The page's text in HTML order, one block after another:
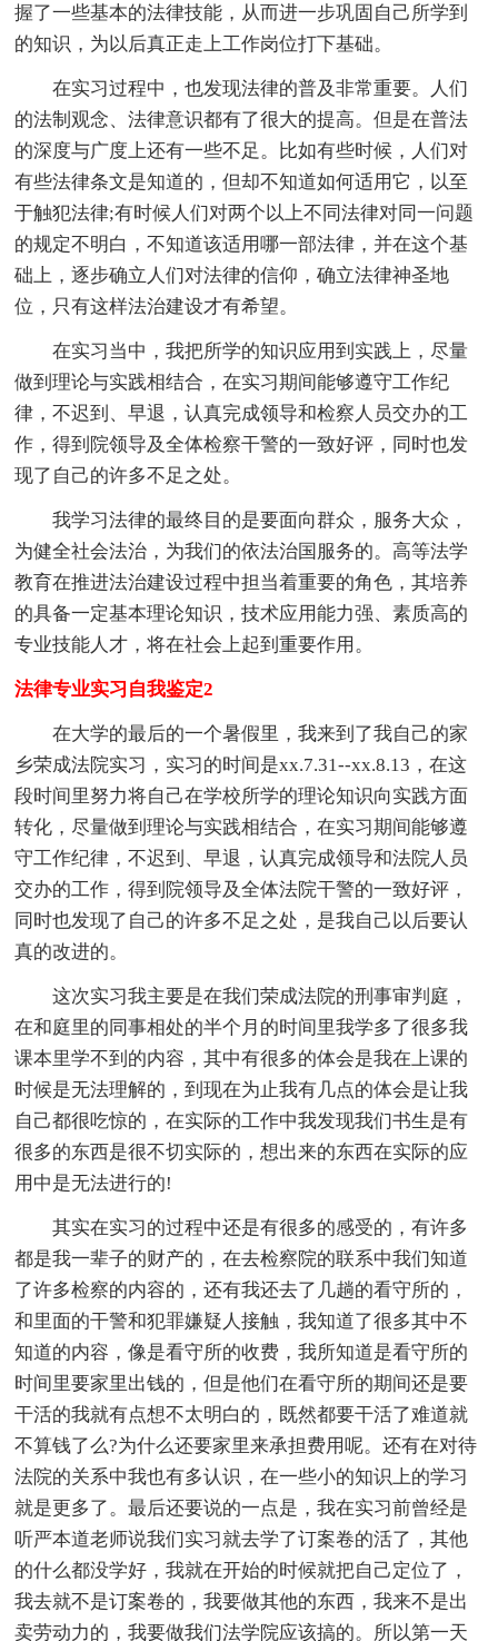
握了一些基本的法律技能，从而进一步巩固自己所学到
的知识，为以后真正走上工作岗位打下基础。
在实习过程中，也发现法律的普及非常重要。人们
的法制观念、法律意识都有了很大的提高。但是在普法
的深度与广度上还有一些不足。比如有些时候，人们对
有些法律条文是知道的，但却不知道如何适用它，以至
于触犯法律;有时候人们对两个以上不同法律对同一问题
的规定不明白，不知道该适用哪一部法律，并在这个基
础上，逐步确立人们对法律的信仰，确立法律神圣地
位，只有这样法治建设才有希望。
在实习当中，我把所学的知识应用到实践上，尽量
做到理论与实践相结合，在实习期间能够遵守工作纪
律，不迟到、早退，认真完成领导和检察人员交办的工
作，得到院领导及全体检察干警的一致好评，同时也发
现了自己的许多不足之处。
我学习法律的最终目的是要面向群众，服务大众，
为健全社会法治，为我们的依法治国服务的。高等法学
教育在推进法治建设过程中担当着重要的角色，其培养
的具备一定基本理论知识，技术应用能力强、素质高的
专业技能人才，将在社会上起到重要作用。
法律专业实习自我鉴定2
在大学的最后的一个暑假里，我来到了我自己的家
乡荣成法院实习，实习的时间是xx.7.31--xx.8.13，在这
段时间里努力将自己在学校所学的理论知识向实践方面
转化，尽量做到理论与实践相结合，在实习期间能够遵
守工作纪律，不迟到、早退，认真完成领导和法院人员
交办的工作，得到院领导及全体法院干警的一致好评，
同时也发现了自己的许多不足之处，是我自己以后要认
真的改进的。
这次实习我主要是在我们荣成法院的刑事审判庭，
在和庭里的同事相处的半个月的时间里我学多了很多我
课本里学不到的内容，其中有很多的体会是我在上课的
时候是无法理解的，到现在为止我有几点的体会是让我
自己都很吃惊的，在实际的工作中我发现我们书生是有
很多的东西是很不切实际的，想出来的东西在实际的应
用中是无法进行的!
其实在实习的过程中还是有很多的感受的，有许多
都是我一辈子的财产的，在去检察院的联系中我们知道
了许多检察的内容的，还有我还去了几趟的看守所的，
和里面的干警和犯罪嫌疑人接触，我知道了很多其中不
知道的内容，像是看守所的收费，我所知道是看守所的
时间里要家里出钱的，但是他们在看守所的期间还是要
干活的我就有点想不太明白的，既然都要干活了难道就
不算钱了么?为什么还要家里来承担费用呢。还有在对待
法院的关系中我也有多认识，在一些小的知识上的学习
就是更多了。最后还要说的一点是，我在实习前曾经是
听严本道老师说我们实习就去学了订案卷的活了，其他
的什么都没学好，我就在开始的时候就把自己定位了，
我去就不是订案卷的，我要做其他的东西，我来不是出
卖劳动力的，我要做我们法学院应该搞的。所以第一天